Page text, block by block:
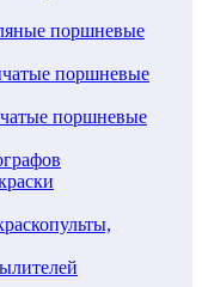
поршневые
поршневые
поршневые